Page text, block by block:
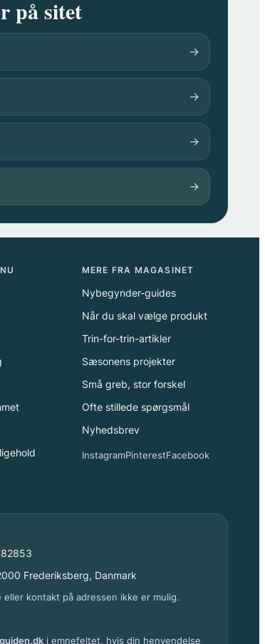
på sitet
→
→
→
→
MERE FRA MAGASINET
Nybegynder-guides
Når du skal vælge produkt
Trin-for-trin-artikler
Sæsonens projekter
Små greb, stor forskel
Ofte stillede spørgsmål
Nyhedsbrev
InstagramPinterestFacebook
Frederiksberg, Danmark
kontakt på adressen ikke er mulig.
i emnefeltet, hvis din henvendelse